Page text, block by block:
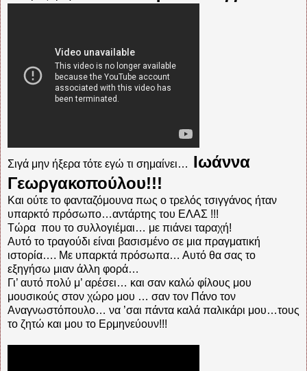
Σιγά μην ήξερα τότε εγώ τι σημαίνει… Ιωάννα
Γεωργακοπούλου!!!
Και ούτε το φανταζόμουνα πως ο τρελός τσιγγάνος ήταν
υπαρκτό πρόσωπο…αντάρτης του ΕΛΑΣ !!!
Τώρα που το συλλογιέμαι… με πιάνει ταραχή!
Αυτό το τραγούδι είναι βασισμένο σε μια πραγματική
ιστορία…. Με υπαρκτά πρόσωπα… Αυτό θα σας το
εξηγήσω μιαν άλλη φορά…
Γι’ αυτό πολύ μ’ αρέσει… και σαν καλώ φίλους μου
μουσικούς στον χώρο μου … σαν τον Πάνο τον
Αναγνωστόπουλο… να ’σαι πάντα καλά παλικάρι μου…τους
το ζητώ και μου το Ερμηνεύουν!!!